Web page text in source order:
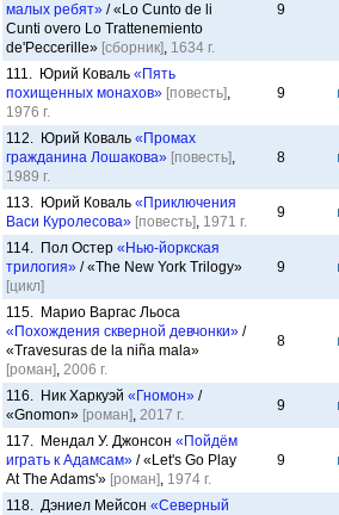
малых ребят» / «Lo Cunto de li
Cunti overo Lo Trattenemiento
de'Peccerille» [сборник], 1634 г.
9
111. Юрий Коваль «Пять
похищенных монахов» [повесть],
1976 г.
9
112. Юрий Коваль «Промах
гражданина Лошакова» [повесть],
1989 г.
8
113. Юрий Коваль «Приключения
Васи Куролесова» [повесть], 1971 г.
9
114. Пол Остер «Нью-йоркская
трилогия» / «The New York Trilogy»
[цикл]
9
115. Марио Варгас Льоса
«Похождения скверной девчонки» /
«Travesuras de la niña mala»
[роман], 2006 г.
8
116. Ник Харкуэй «Гномон» /
«Gnomon» [роман], 2017 г.
9
117. Мендал У. Джонсон «Пойдём
играть к Адамсам» / «Let's Go Play
At The Adams'» [роман], 1974 г.
9
118. Дэниел Мейсон «Северный